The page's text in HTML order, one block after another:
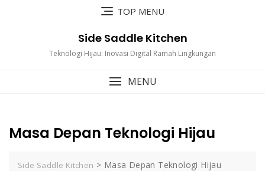
TOP MENU
Side Saddle Kitchen
Teknologi Hijau: Inovasi Digital Ramah Lingkungan
MENU
Masa Depan Teknologi Hijau
Side Saddle Kitchen > Masa Depan Teknologi Hijau